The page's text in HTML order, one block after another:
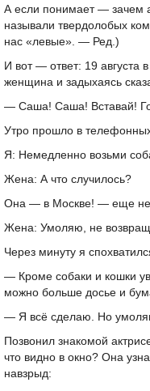
А если понимает — зачем
называли твердолобых
нас «левые». — Ред.)
И вот — ответ: 19 августа
женщина и задыхаясь
— Саша! Саша! Вставай!
Утро прошло в
Я: Немедленно возьми
Жена: А что случилось?
Она — в Москве! — еще не
Жена: Умоляю, не
Через минуту я
— Кроме собаки и кошки
можно больше досье и
— Я всё сделаю. Но
Позвонил знакомой
что видно в окно? Она
навзрыд: